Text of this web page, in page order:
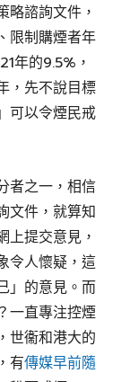
略諮詢文件，
限制購煙者年
年的9.5%，
，先不說目標
可以令煙民戒
者之一，相信
文件，就算知
上提交意見，
令人懷疑，這
」的意見。而
一直專注控煙
世衞和港大的
有傳媒早前隨